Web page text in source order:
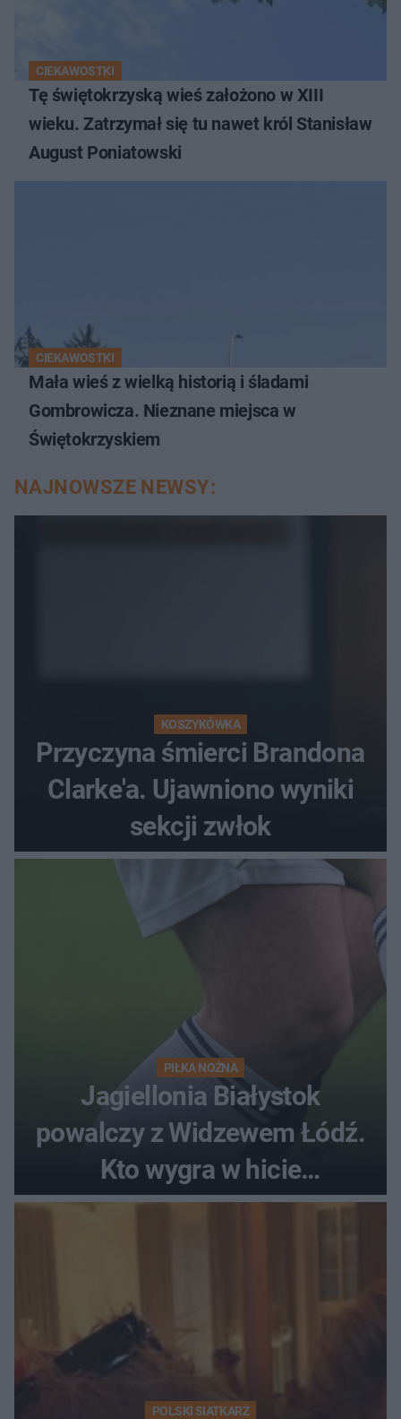
CIEKAWOSTKI
Tę świętokrzyską wieś założono w XIII
wieku. Zatrzymał się tu nawet król Stanisław
August Poniatowski
CIEKAWOSTKI
Mała wieś z wielką historią i śladami
Gombrowicza. Nieznane miejsca w
Świętokrzyskiem
NAJNOWSZE NEWSY:
KOSZYKÓWKA
Przyczyna śmierci Brandona
Clarke'a. Ujawniono wyniki
sekcji zwłok
PIŁKA NOŻNA
Jagiellonia Białystok
powalczy z Widzewem Łódź.
Kto wygra w hicie
Ekstraklasy?
POLSKI SIATKARZ